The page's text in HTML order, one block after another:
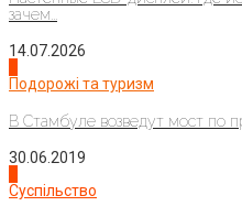
зачем...
14.07.2026
Подорожі та туризм
В Стамбуле возведут мост по
30.06.2019
Суспільство